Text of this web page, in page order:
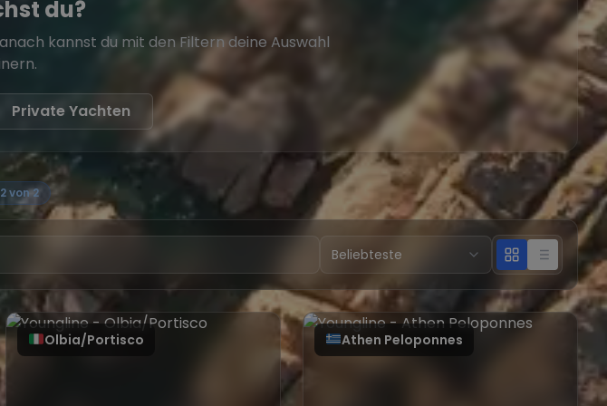
du?
kannst du mit den Filtern deine Auswahl
Private Yachten
von 2
Olbia/Portisco Athen Peloponnes